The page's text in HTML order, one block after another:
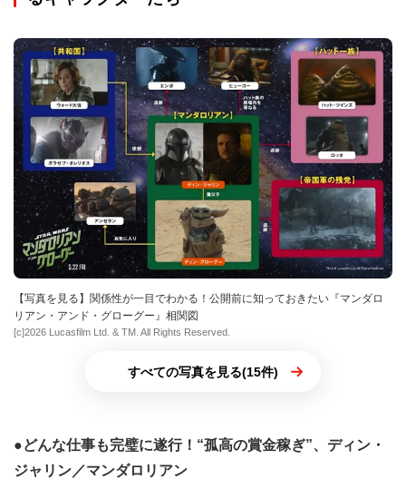
【写真を見る】関係性が一目でわかる！公開前に知っておきたい『マンダロ
リアン・アンド・グローグー』相関図
[c]2026 Lucasfilm Ltd. & TM. All Rights Reserved.
すべての写真を見る(15件)
●どんな仕事も完璧に遂行！“孤高の賞金稼ぎ”、ディン・
ジャリン／マンダロリアン